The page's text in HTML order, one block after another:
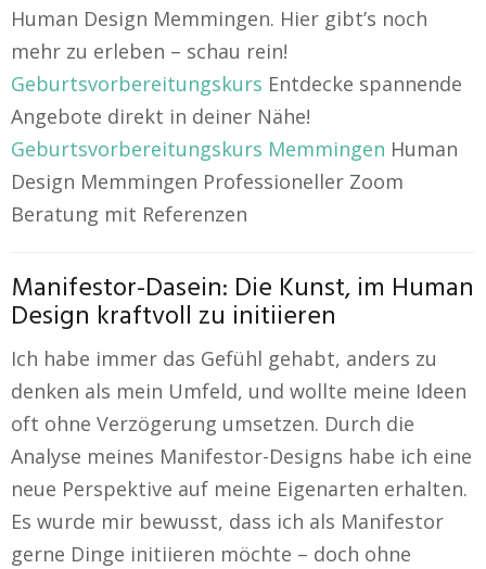
Human Design Memmingen. Hier gibt’s noch
mehr zu erleben – schau rein!
Geburtsvorbereitungskurs Entdecke spannende
Angebote direkt in deiner Nähe!
Geburtsvorbereitungskurs Memmingen Human
Design Memmingen Professioneller Zoom
Beratung mit Referenzen
Manifestor-Dasein: Die Kunst, im Human
Design kraftvoll zu initiieren
Ich habe immer das Gefühl gehabt, anders zu
denken als mein Umfeld, und wollte meine Ideen
oft ohne Verzögerung umsetzen. Durch die
Analyse meines Manifestor-Designs habe ich eine
neue Perspektive auf meine Eigenarten erhalten.
Es wurde mir bewusst, dass ich als Manifestor
gerne Dinge initiieren möchte – doch ohne